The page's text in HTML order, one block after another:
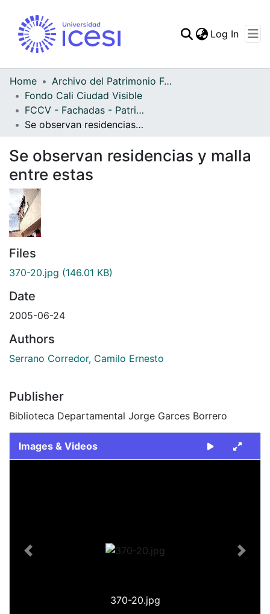
Log In
Home
Archivo del Patrimonio Fotográfico y Fílmico del Valle del Cauca
Fondo Cali Ciudad Visible
FCCV - Fachadas - Patrimonial
Se observan residencias y malla entre estas
Se observan residencias y malla
entre estas
Files
370-20.jpg (146.01 KB)
Date
2005-06-24
Authors
Serrano Corredor, Camilo Ernesto
Publisher
Biblioteca Departamental Jorge Garces Borrero
Images & Videos
370-20.jpg
Previous Next